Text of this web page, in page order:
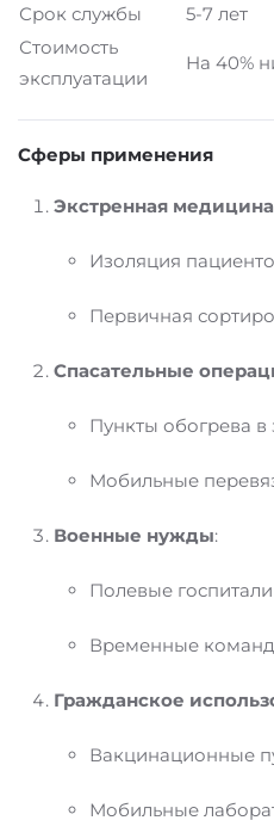
Срок службы 5-7 лет
Стоимость
эксплуатации
На 40%
Сферы применения
Экстренная медицина
Изоляция
Первичная
Спасательные
Пункты обогрева в
Мобильные
Военные нужды:
Полевые госпитали
Временные
Гражданское
Вакцинационные
Мобильные